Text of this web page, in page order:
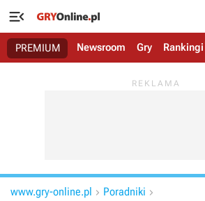

PREMIUM Newsroom Gry Rankingi
www.gry-online.pl  Poradniki 